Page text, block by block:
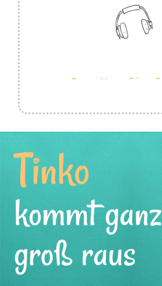
Tinko
kommt ganz
groß raus